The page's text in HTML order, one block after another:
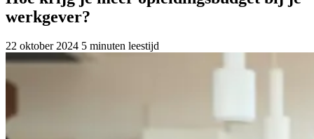
werkgever?
22 oktober 2024 5 minuten leestijd